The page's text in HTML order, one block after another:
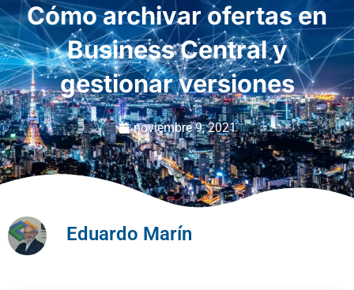
Cómo archivar ofertas en
Business Central y
gestionar versiones
noviembre 9, 2021
Eduardo Marín